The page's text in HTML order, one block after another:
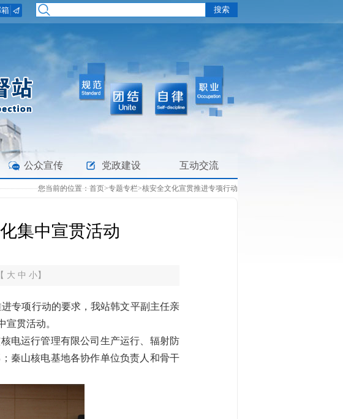
公众宣传 党政建设 互动交流
您当前的位置： 首页>专题专栏>核安全文化宣贯推进专项行动
集中宣贯活动
大 中 小 】
专项行动的要求，我站韩文平副主任亲
贯活动。
运行管理有限公司生产运行、辐射防
秦山核电基地各协作单位负责人和骨干